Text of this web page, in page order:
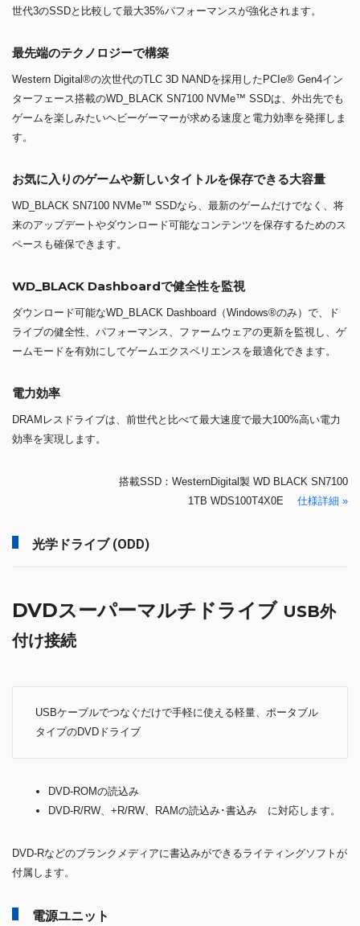
世代3のSSDと比較して最大35%パフォーマンスが強化されます。
最先端のテクノロジーで構築
Western Digital®の次世代のTLC 3D NANDを採用したPCIe® Gen4イン
ターフェース搭載のWD_BLACK SN7100 NVMe™ SSDは、外出先でも
ゲームを楽しみたいヘビーゲーマーが求める速度と電力効率を発揮しま
す。
お気に入りのゲームや新しいタイトルを保存できる大容量
WD_BLACK SN7100 NVMe™ SSDなら、最新のゲームだけでなく、将
来のアップデートやダウンロード可能なコンテンツを保存するためのス
ペースも確保できます。
WD_BLACK Dashboardで健全性を監視
ダウンロード可能なWD_BLACK Dashboard（Windows®のみ）で、ド
ライブの健全性、パフォーマンス、ファームウェアの更新を監視し、ゲ
ームモードを有効にしてゲームエクスペリエンスを最適化できます。
電力効率
DRAMレスドライブは、前世代と比べて最大速度で最大100%高い電力
効率を実現します。
搭載SSD：WesternDigital製 WD BLACK SN7100
1TB WDS100T4X0E 仕様詳細 »
光学ドライブ (ODD)
DVDスーパーマルチドライブ USB外
付け接続
USBケーブルでつなぐだけで手軽に使える軽量、ポータブル
タイプのDVDドライブ
DVD-ROMの読込み
DVD-R/RW、+R/RW、RAMの読込み･書込み に対応します。
DVD-Rなどのブランクメディアに書込みができるライティングソフトが
付属します。
電源ユニット